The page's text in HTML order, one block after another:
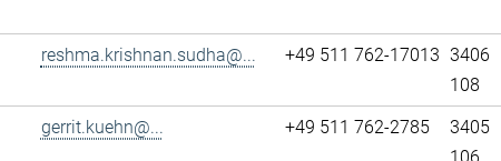
reshma.krishnan.sudha@... +49 511 762-17013 3406
108
gerrit.kuehn@... +49 511 762-2785
3405